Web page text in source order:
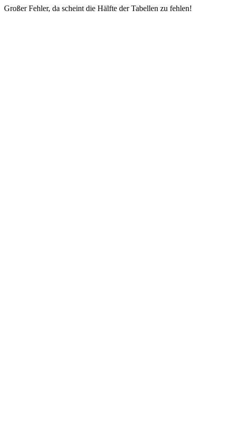
Großer Fehler, da scheint die Hälfte der Tabellen zu fehlen!